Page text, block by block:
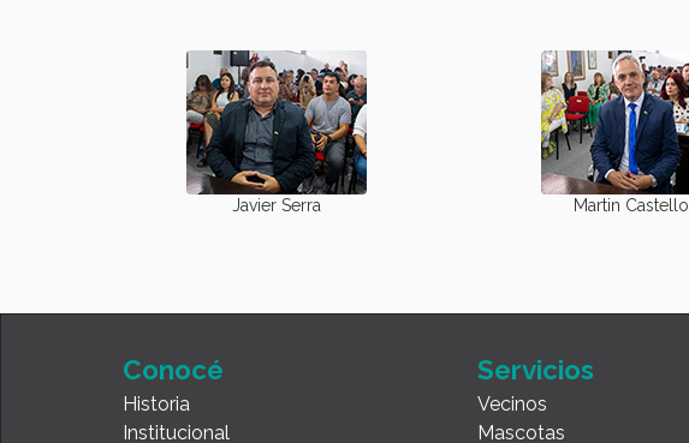
Javier Serra Martin Castello
Conocé
Historia
Institucional
Servicios
Vecinos
Mascotas